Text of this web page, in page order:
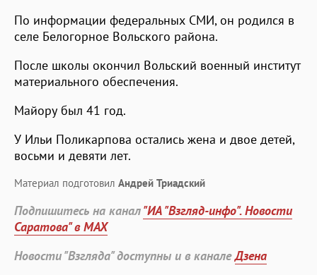
По информации федеральных СМИ, он родился в
селе Белогорное Вольского района.
После школы окончил Вольский военный институт
материального обеспечения.
Майору был 41 год.
У Ильи Поликарпова остались жена и двое детей,
восьми и девяти лет.
Материал подготовил Андрей Триадский
Подпишитесь на канал"ИА "Взгляд-инфо". Новости
Саратова" в MAX
Новости "Взгляда" доступны и в каналеДзена